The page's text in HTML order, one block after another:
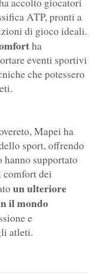
ATP, pronti a
di gioco ideali.
ha
eventi sportivi
che potessero
Mapei ha
sport, offrendo
hanno supportato
comfort dei
un ulteriore
il mondo
e
atleti.